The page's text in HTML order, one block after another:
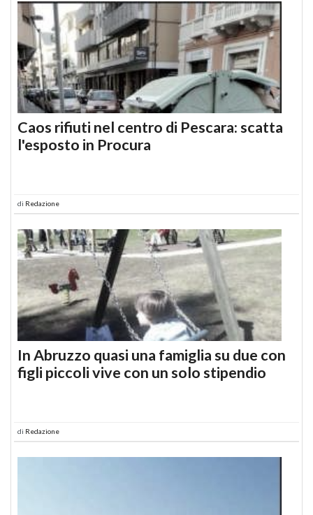
Caos rifiuti nel centro di Pescara: scatta
l'esposto in Procura
di Redazione
In Abruzzo quasi una famiglia su due con
figli piccoli vive con un solo stipendio
di Redazione